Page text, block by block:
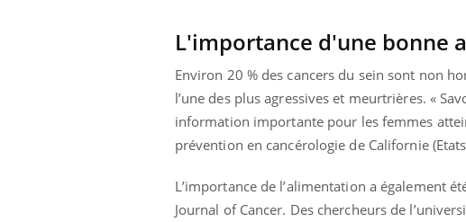
L'importance d'une bonne
Environ 20 % des cancers du sein sont non
l’une des plus agressives et meurtrières. «
information importante pour les femmes
prévention en cancérologie de Californie
L’importance de l’alimentation a également
Journal of Cancer. Des chercheurs de